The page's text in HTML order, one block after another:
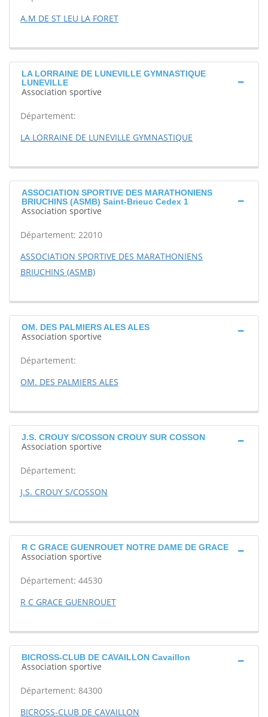
A.M DE ST LEU LA FORET
LA LORRAINE DE LUNEVILLE GYMNASTIQUE
LUNEVILLE
Association sportive
Département:
LA LORRAINE DE LUNEVILLE GYMNASTIQUE
ASSOCIATION SPORTIVE DES MARATHONIENS
BRIUCHINS (ASMB) Saint-Brieuc Cedex 1
Association sportive
Département: 22010
ASSOCIATION SPORTIVE DES MARATHONIENS
BRIUCHINS (ASMB)
OM. DES PALMIERS ALES ALES
Association sportive
Département:
OM. DES PALMIERS ALES
J.S. CROUY S/COSSON CROUY SUR COSSON
Association sportive
Département:
J.S. CROUY S/COSSON
R C GRACE GUENROUET NOTRE DAME DE GRACE
Association sportive
Département: 44530
R C GRACE GUENROUET
BICROSS-CLUB DE CAVAILLON Cavaillon
Association sportive
Département: 84300
BICROSS-CLUB DE CAVAILLON